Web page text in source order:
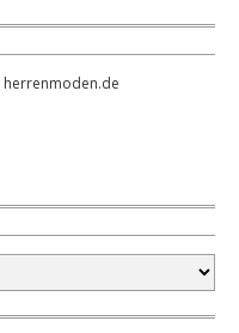
herrenmoden.de